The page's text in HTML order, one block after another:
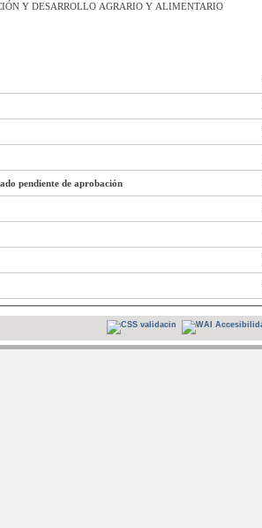
Y DESARROLLO AGRARIO Y ALIMENTARIO
pendiente de aprobación